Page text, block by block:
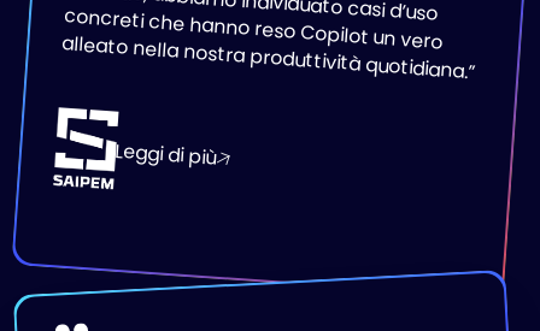
Attitude, abbiamo individuato casi d’uso concreti che hanno reso Copilot un vero alleato nella nostra produttività quotidiana.”
Leggi di più